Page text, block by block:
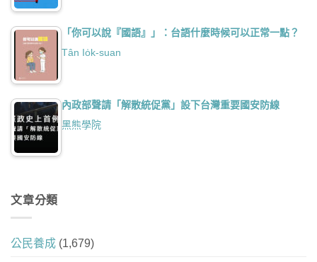
「你可以說『國語』」：台語什麼時候可以正常一點？
Tân Io̍k-suan
內政部聲請「解散統促黨」設下台灣重要國安防線
黑熊學院
文章分類
公民養成 (1,679)